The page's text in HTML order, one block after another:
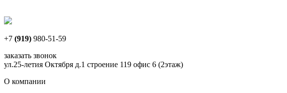
+7 (919) 980-51-59
заказать звонок
ул.25-летия Октября д.1 строение 119 офис 6 (2этаж)
О компании